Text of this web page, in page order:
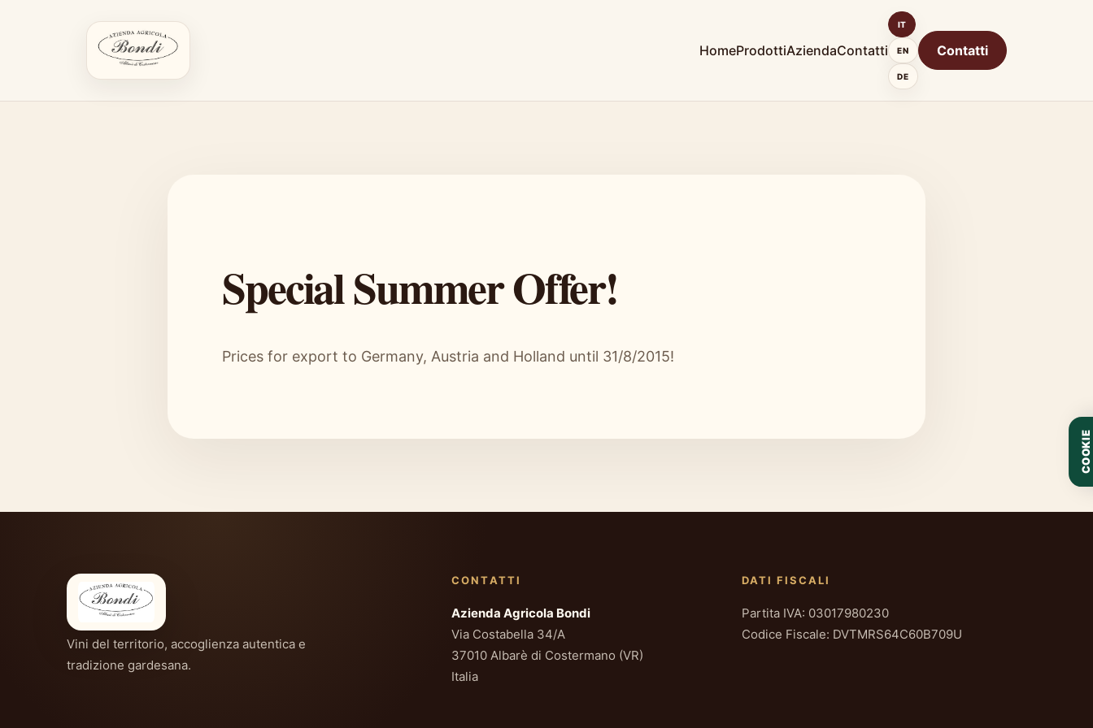
HomeProdottiAziendaContatti
IT
EN
DE
Contatti
Special Summer Offer!
Prices for export to Germany, Austria and Holland until 31/8/2015!
Vini del territorio, accoglienza autentica e
tradizione gardesana.
CONTATTI
Azienda Agricola Bondi
Via Costabella 34/A
37010 Albarè di Costermano (VR)
Italia
DATI FISCALI
Partita IVA: 03017980230
Codice Fiscale: DVTMRS64C60B709U
COOKIE